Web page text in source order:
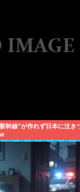
幹線”が作れず日本に泣き